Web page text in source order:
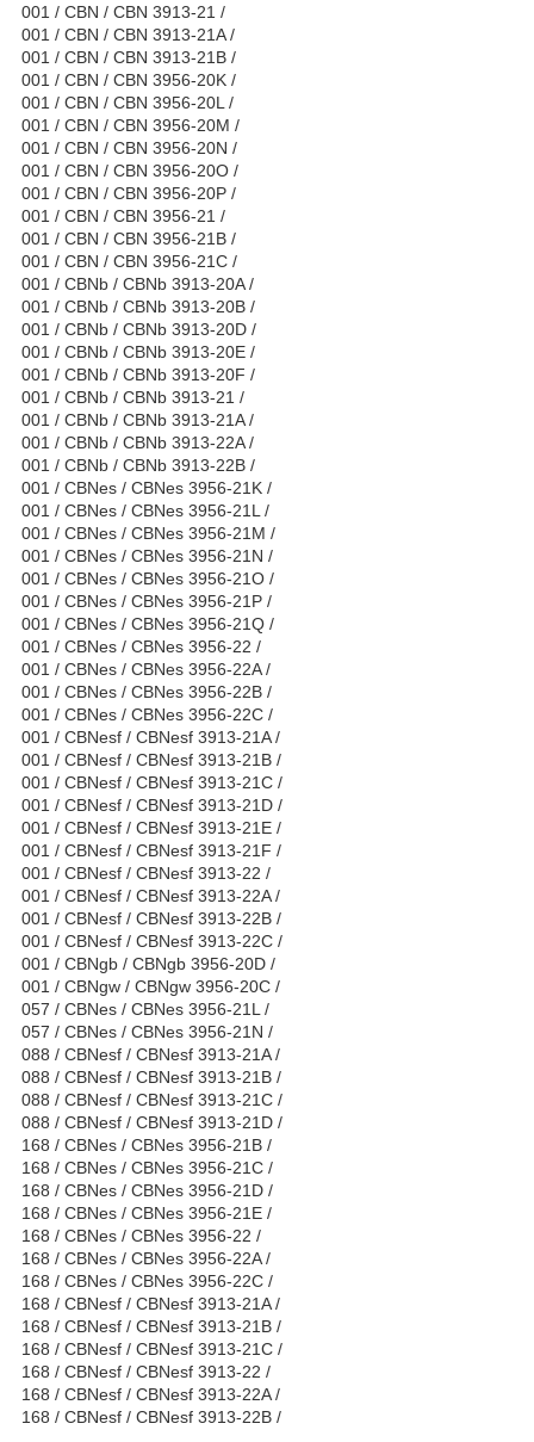
001 / CBN / CBN 3913-21 /
001 / CBN / CBN 3913-21A /
001 / CBN / CBN 3913-21B /
001 / CBN / CBN 3956-20K /
001 / CBN / CBN 3956-20L /
001 / CBN / CBN 3956-20M /
001 / CBN / CBN 3956-20N /
001 / CBN / CBN 3956-20O /
001 / CBN / CBN 3956-20P /
001 / CBN / CBN 3956-21 /
001 / CBN / CBN 3956-21B /
001 / CBN / CBN 3956-21C /
001 / CBNb / CBNb 3913-20A /
001 / CBNb / CBNb 3913-20B /
001 / CBNb / CBNb 3913-20D /
001 / CBNb / CBNb 3913-20E /
001 / CBNb / CBNb 3913-20F /
001 / CBNb / CBNb 3913-21 /
001 / CBNb / CBNb 3913-21A /
001 / CBNb / CBNb 3913-22A /
001 / CBNb / CBNb 3913-22B /
001 / CBNes / CBNes 3956-21K /
001 / CBNes / CBNes 3956-21L /
001 / CBNes / CBNes 3956-21M /
001 / CBNes / CBNes 3956-21N /
001 / CBNes / CBNes 3956-21O /
001 / CBNes / CBNes 3956-21P /
001 / CBNes / CBNes 3956-21Q /
001 / CBNes / CBNes 3956-22 /
001 / CBNes / CBNes 3956-22A /
001 / CBNes / CBNes 3956-22B /
001 / CBNes / CBNes 3956-22C /
001 / CBNesf / CBNesf 3913-21A /
001 / CBNesf / CBNesf 3913-21B /
001 / CBNesf / CBNesf 3913-21C /
001 / CBNesf / CBNesf 3913-21D /
001 / CBNesf / CBNesf 3913-21E /
001 / CBNesf / CBNesf 3913-21F /
001 / CBNesf / CBNesf 3913-22 /
001 / CBNesf / CBNesf 3913-22A /
001 / CBNesf / CBNesf 3913-22B /
001 / CBNesf / CBNesf 3913-22C /
001 / CBNgb / CBNgb 3956-20D /
001 / CBNgw / CBNgw 3956-20C /
057 / CBNes / CBNes 3956-21L /
057 / CBNes / CBNes 3956-21N /
088 / CBNesf / CBNesf 3913-21A /
088 / CBNesf / CBNesf 3913-21B /
088 / CBNesf / CBNesf 3913-21C /
088 / CBNesf / CBNesf 3913-21D /
168 / CBNes / CBNes 3956-21B /
168 / CBNes / CBNes 3956-21C /
168 / CBNes / CBNes 3956-21D /
168 / CBNes / CBNes 3956-21E /
168 / CBNes / CBNes 3956-22 /
168 / CBNes / CBNes 3956-22A /
168 / CBNes / CBNes 3956-22C /
168 / CBNesf / CBNesf 3913-21A /
168 / CBNesf / CBNesf 3913-21B /
168 / CBNesf / CBNesf 3913-21C /
168 / CBNesf / CBNesf 3913-22 /
168 / CBNesf / CBNesf 3913-22A /
168 / CBNesf / CBNesf 3913-22B /